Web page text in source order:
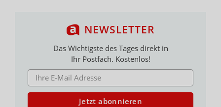
NEWSLETTER
Das Wichtigste des Tages direkt in
Ihr Postfach. Kostenlos!
E-MAIL ADRESSE
Jetzt abonnieren